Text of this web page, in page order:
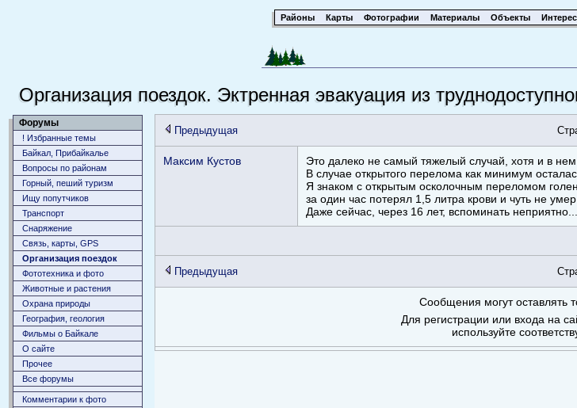
Районы Карты Фотографии Материалы Объекты
Организация поездок. Эктренная эвакуация из
Форумы
! Избранные темы
Байкал, Прибайкалье
Вопросы по районам
Горный, пеший туризм
Ищу попутчиков
Транспорт
Снаряжение
Связь, карты, GPS
Организация поездок
Фототехника и фото
Животныe и растения
Охрана природы
География, геология
Фильмы о Байкале
О сайте
Прочее
Все форумы
Комментарии к фото
Предыдущая
Максим Кустов
Это далеко не самый тяжелый случай, хотя и в
В случае открытого перелома как минимум
Я знаком с открытым осколочным переломом
за один час потерял 1,5 литра крови и чуть не умер
Даже сейчас, через 16 лет, вспоминать неприятно...
Предыдущая
Сообщения могут оставлять
Для регистрации или входа на
используйте